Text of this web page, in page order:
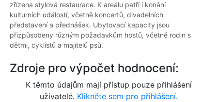
zřízena stylová restaurace. K areálu patří i konání
kulturních událostí, včetně koncertů, divadelních
představení a přednášek. Ubytovací kapacity jsou
přizpůsobeny různým požadavkům hostů, včetně rodin s
dětmi, cyklistů a majitelů psů.
Zdroje pro výpočet hodnocení:
K těmto údajům mají přístup pouze přihlášení
uživatelé. Klikněte sem pro přihlášení.